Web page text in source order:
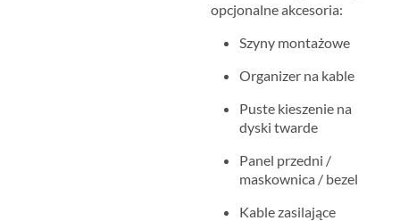
opcjonalne akcesoria:
Szyny montażowe
Organizer na kable
Puste kieszenie na
dyski twarde
Panel przedni /
maskownica / bezel
Kable zasilające